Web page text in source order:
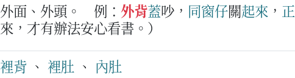
外面、外頭。 例： 外背蓋吵， 同窗仔關起來 ， 正
來，才有辦法安心看書。）
裡背 、 裡肚 、 內肚